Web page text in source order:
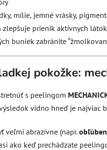
mílie, jemné vrásky,
prienik aktívnych
buniek zabránite
pokožke:
s peelingom
vidno hneď je najviac
veľmi abrazívne (napr.
ako keď prechádzate